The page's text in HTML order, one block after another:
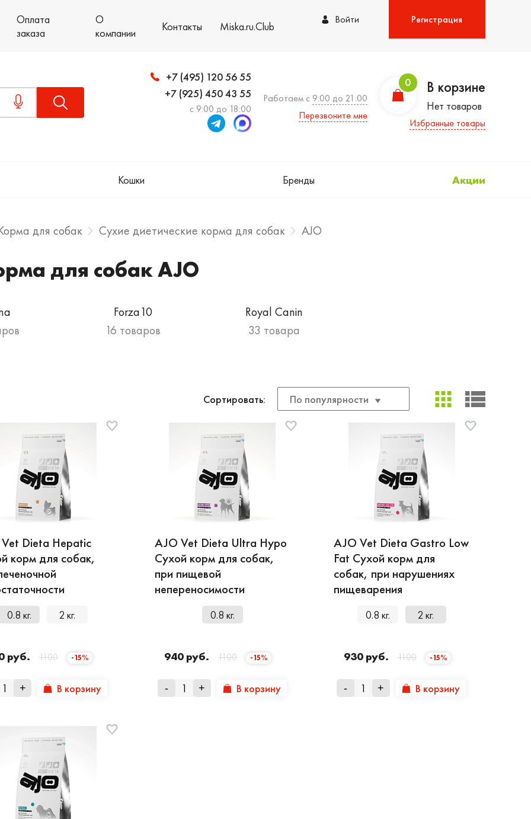
Оплата
заказа
О
компании
Контакты Miska.ru.Club Войти Регистрация
+7 (495) 120 56 55
+7 (925) 450 43 55
с 9:00 до 18:00
Работаем с 9:00 до 21:00
Перезвоните мне
0 В корзине
Нет товаров
Избранные товары
Кошки Бренды Акции
для собак Сухие диетические корма для собак AJO
для собак AJO
Forza10
16 товаров
Royal Canin
33 товара
Сортировать: По популярности
Dieta Hepatic
корм для собак,
0.8 кг. 2 кг.
руб. 1100 -15%
+ В корзину
AJO Vet Dieta Ultra Hypo
Сухой корм для собак,
при пищевой
непереносимости
0.8 кг.
940 руб. 1100 -15%
- + В корзину
AJO Vet Dieta Gastro Low
Fat Сухой корм для
собак, при нарушениях
пищеварения
0.8 кг. 2 кг.
930 руб. 1100 -15%
- + В корзину